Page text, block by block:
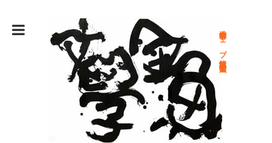
総合文学ウェブ情報誌 文学金魚